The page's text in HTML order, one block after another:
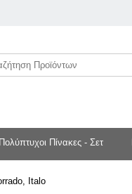
Πολύπτυχοι Πίνακες - Σετ
Italo